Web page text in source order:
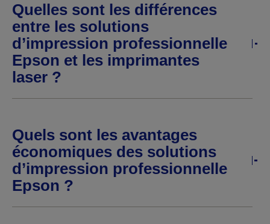
Quelles sont les différences
entre les solutions
d’impression professionnelle
Epson et les imprimantes
laser ?
Quels sont les avantages
économiques des solutions
d’impression professionnelle
Epson ?